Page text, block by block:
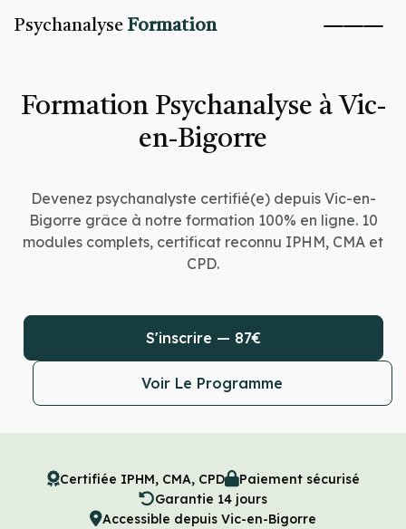
Psychanalyse Formation
Formation Psychanalyse à Vic-
en-Bigorre
Devenez psychanalyste certifié(e) depuis Vic-en-
Bigorre grâce à notre formation 100% en ligne. 10
modules complets, certificat reconnu IPHM, CMA et
CPD.
S'inscrire — 87€
Voir Le Programme
Certifiée IPHM, CMA, CPD
Paiement sécurisé
Garantie 14 jours
Accessible depuis Vic-en-Bigorre